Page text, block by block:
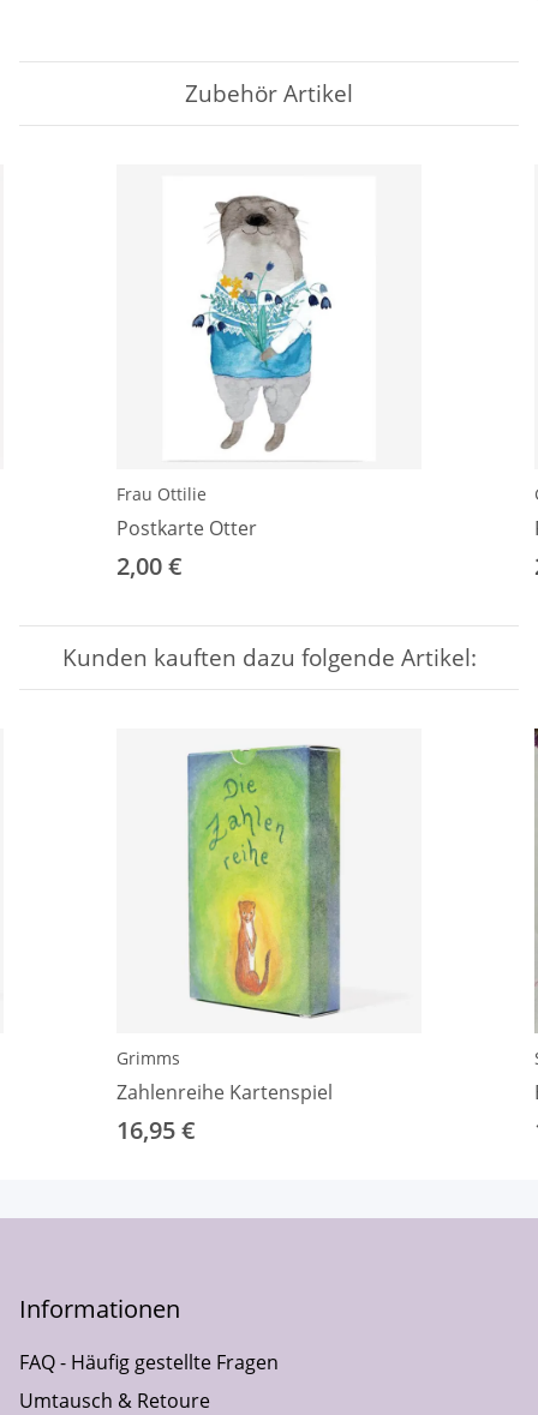
Zubehör Artikel
Frau Ottilie
Postkarte Otter
2,00 €
Kunden kauften dazu folgende Artikel:
Grimms
Zahlenreihe Kartenspiel
16,95 €
Informationen
FAQ - Häufig gestellte Fragen
Umtausch & Retoure